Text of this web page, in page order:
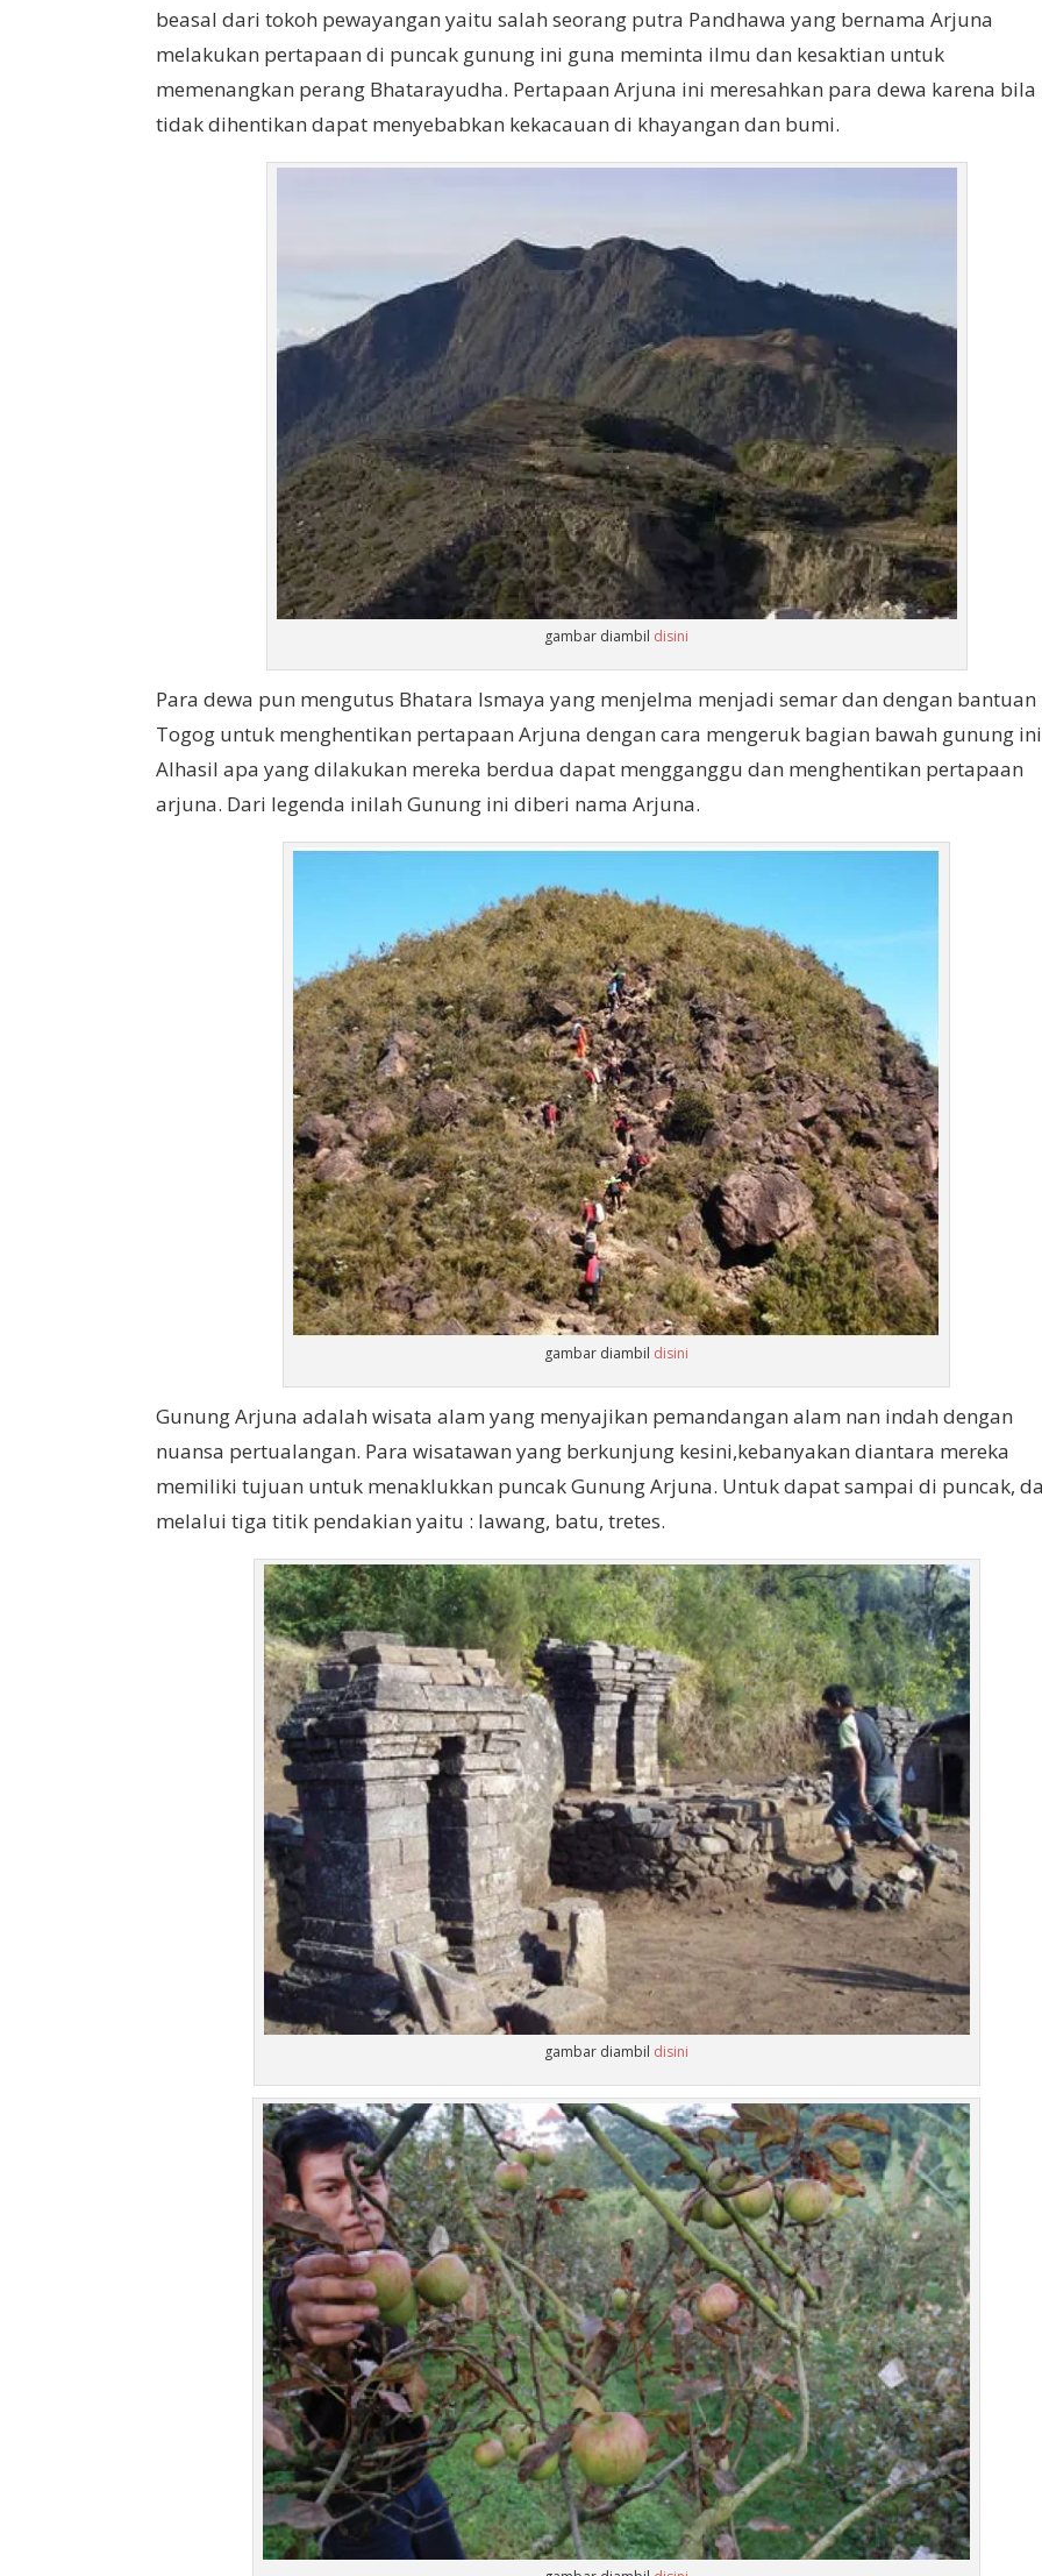
beasal dari tokoh pewayangan yaitu salah seorang putra Pandhawa yang bernama Arjuna
melakukan pertapaan di puncak gunung ini guna meminta ilmu dan kesaktian untuk
memenangkan perang Bhatarayudha. Pertapaan Arjuna ini meresahkan para dewa karena bila
tidak dihentikan dapat menyebabkan kekacauan di khayangan dan bumi.
gambar diambil disini
Para dewa pun mengutus Bhatara Ismaya yang menjelma menjadi semar dan dengan bantuan
Togog untuk menghentikan pertapaan Arjuna dengan cara mengeruk bagian bawah gunung
Alhasil apa yang dilakukan mereka berdua dapat mengganggu dan menghentikan pertapaan
arjuna. Dari legenda inilah Gunung ini diberi nama Arjuna.
gambar diambil disini
Gunung Arjuna adalah wisata alam yang menyajikan pemandangan alam nan indah dengan
nuansa pertualangan. Para wisatawan yang berkunjung kesini,kebanyakan diantara mereka
memiliki tujuan untuk menaklukkan puncak Gunung Arjuna. Untuk dapat sampai di puncak,
melalui tiga titik pendakian yaitu : lawang, batu, tretes.
gambar diambil disini